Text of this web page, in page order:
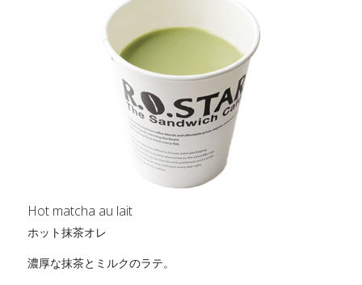
Hot matcha au lait
ホット抹茶オレ
濃厚な抹茶とミルクのラテ。